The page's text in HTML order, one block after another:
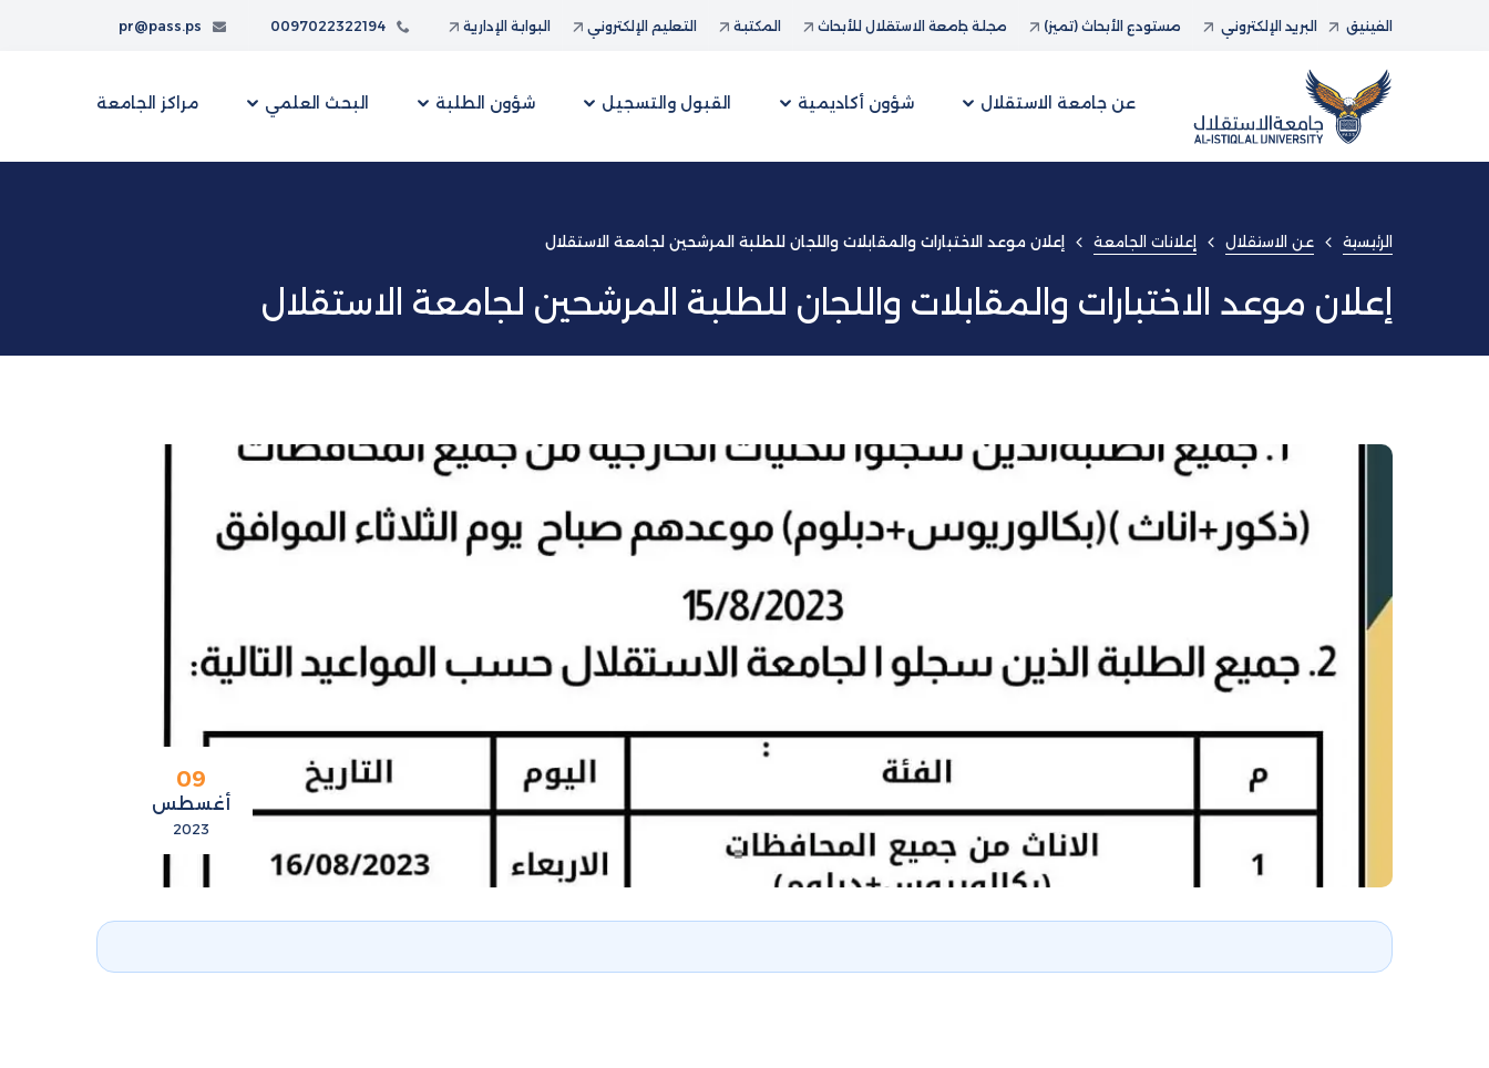
الفينيق البريد الإلكتروني مستودع الأبحاث (تميز) مجلة جامعة الاستقلال للأبحاث المكتبة التعليم الإلكتروني البوابة الإدارية 0097022322194
pr@pass.ps
عن جامعة الاستقلال شؤون أكاديمية القبول والتسجيل شؤون الطلبة البحث العلمي مراكز الجامعة
الرئيسية عن الاستقلال إعلانات الجامعة إعلان موعد الاختبارات والمقابلات واللجان للطلبة المرشحين لجامعة الاستقلال
إعلان موعد الاختبارات والمقابلات واللجان للطلبة المرشحين لجامعة الاستقلال
09
أغسطس
2023